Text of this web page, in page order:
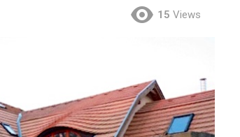
15 Views